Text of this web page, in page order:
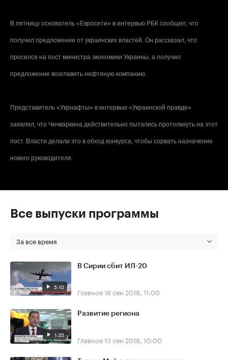
В пятницу основатель «Евросети» в интервью РБК сообщил, что
получил предложение от украинских властей. Он рассказал, что
просился на пост министра экономики Украины, а получил
предложение возглавить нефтяную компанию.
Представитель «Укрнафты» в интервью «Украинской правде»
заявлял, что Чичваркина действительно пытались протолкнуть на этот
пост. Власти делали это в обход конкурса, чтобы сорвать назначение
нового руководителя.
Все выпуски программы
За все время
5:10
В Сирии сбит ИЛ-20
Главное18 сен 2018, 11:00
1:35
Развитие региона
Главное13 сен 2018, 10:00